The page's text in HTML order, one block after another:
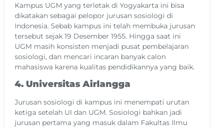
Kampus UGM yang terletak di Yogyakarta ini bisa
dikatakan sebagai pelopor jurusan sosiologi di
Indonesia. Sebab kampus ini telah membuka jurusan
tersebut sejak 19 Desember 1955. Hingga saat ini
UGM masih konsisten menjadi pusat pembelajaran
sosiologi, dan mencari incaran banyak calon
mahasiswa karena kualitas pendidikannya yang baik.
4. Universitas Airlangga
Jurusan sosiologi di kampus ini menempati urutan
ketiga setelah UI dan UGM. Sosiologi bahkan jadi
jurusan pertama yang masuk dalam Fakultas Ilmu